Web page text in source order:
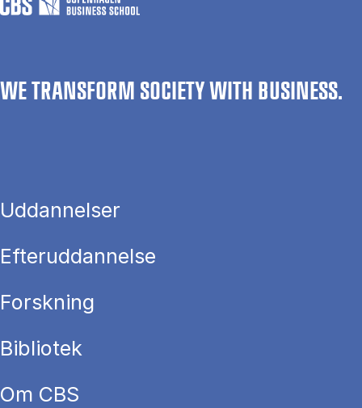
WE TRANSFORM SOCIETY WITH BUSINESS.
Uddannelser
Efteruddannelse
Forskning
Bibliotek
Om CBS